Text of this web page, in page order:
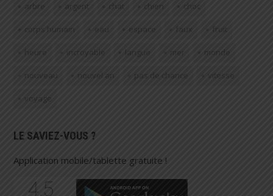
arbre argent chat chien choc
corps humain eau espace faux fruit
heure incroyable langue mer monde
nouveau nouvel an pas de chance vitesse
voyage
LE SAVIEZ-VOUS ?
Application mobile/tablette gratuite !